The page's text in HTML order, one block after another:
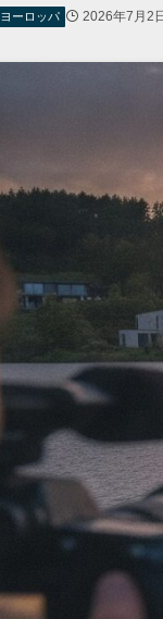
ヨーロッパ 2026年7月2日